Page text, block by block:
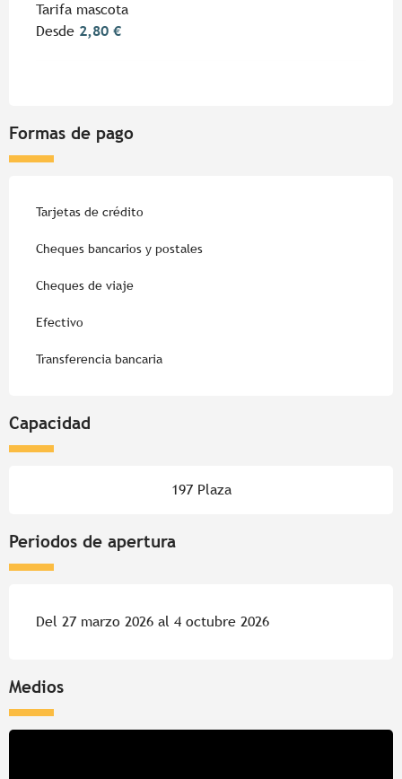
Tarifa mascota
Desde 2,80 €
Formas de pago
Tarjetas de crédito
Cheques bancarios y postales
Cheques de viaje
Efectivo
Transferencia bancaria
Capacidad
197 Plaza
Periodos de apertura
Del 27 marzo 2026 al 4 octubre 2026
Medios